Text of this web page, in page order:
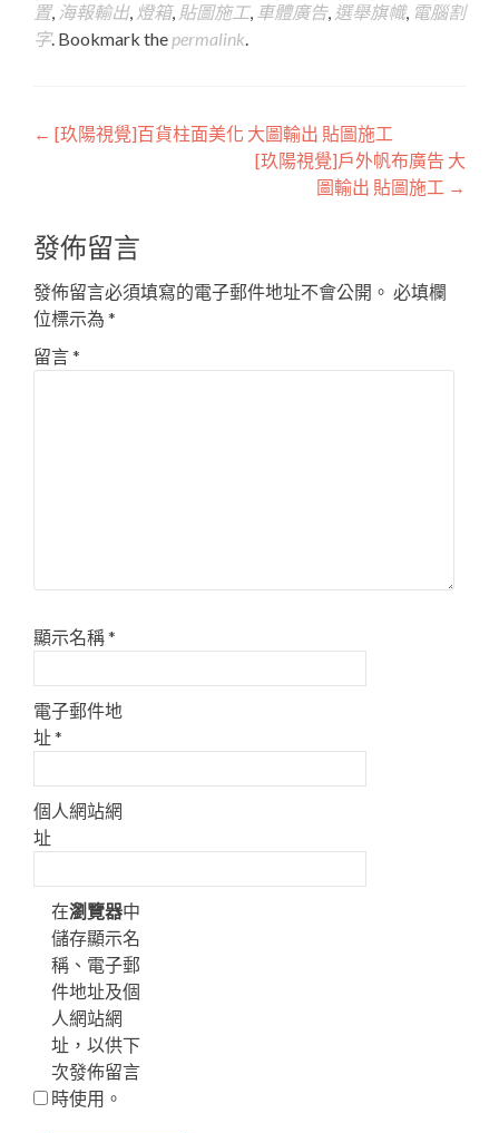
置, 海報輸出, 燈箱, 貼圖施工, 車體廣告, 選舉旗幟, 電腦割
字. Bookmark the permalink.
Post
← [玖陽視覺]百貨柱面美化 大圖輸出 貼圖施工
[玖陽視覺]戶外帆布廣告 大
圖輸出 貼圖施工 →
發佈留言
發佈留言必須填寫的電子郵件地址不會公開。 必填欄
位標示為 *
留言*
顯示名稱*
電子郵件地
址*
個人網站網
址
在瀏覽器中
儲存顯示名
稱、電子郵
件地址及個
人網站網
址，以供下
次發佈留言
時使用。